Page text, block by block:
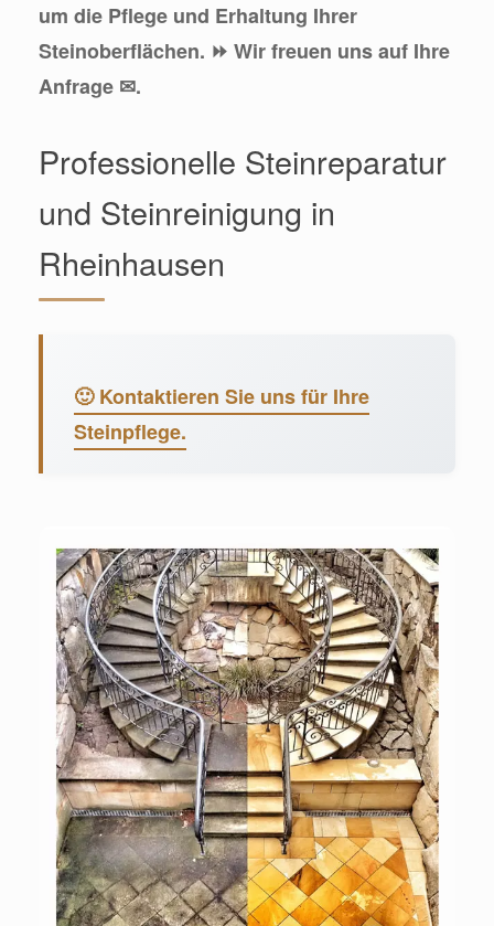
um die Pflege und Erhaltung Ihrer
Steinoberflächen. ⏩ Wir freuen uns auf Ihre
Anfrage ✉.
Professionelle Steinreparatur
und Steinreinigung in
Rheinhausen
🙂 Kontaktieren Sie uns für Ihre
Steinpflege.